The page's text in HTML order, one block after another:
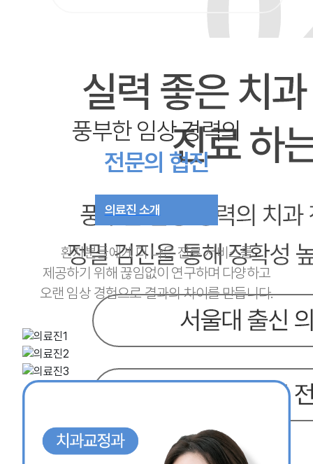
풍부한 임상 경력의
전문의 협진
의료진 소개
환자분들에게 더 나은 진료 서비스를
제공하기 위해 끊임없이 연구하며 다양하고
오랜 임상 경험으로 결과의 차이를 만듭니다.